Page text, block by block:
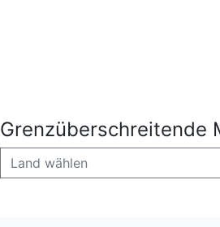
Grenzüberschreitende
Land wählen